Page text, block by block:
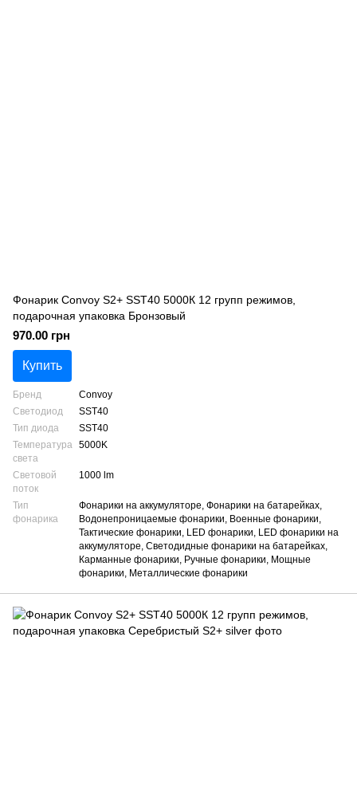
Фонарик Convoy S2+ SST40 5000К 12 групп режимов,
подарочная упаковка Бронзовый
970.00 грн
Купить
Бренд
Convoy
Светодиод
SST40
Тип диода
SST40
Температура
света
5000K
Световой
поток
1000 lm
Тип
фонарика
Фонарики на аккумуляторе, Фонарики на батарейках,
Водонепроницаемые фонарики, Военные фонарики,
Тактические фонарики, LED фонарики, LED фонарики на
аккумуляторе, Светодидные фонарики на батарейках,
Карманные фонарики, Ручные фонарики, Мощные
фонарики, Металлические фонарики